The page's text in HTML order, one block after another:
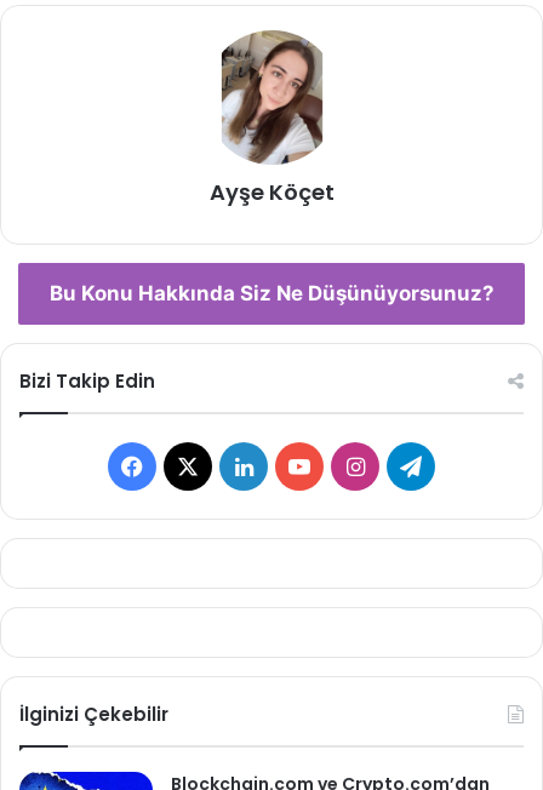
Ayşe Köçet
Bu Konu Hakkında Siz Ne Düşünüyorsunuz?
Bizi Takip Edin
Facebook
X LinkedInYouTubeInstagramTelegram
İlginizi Çekebilir
Blockchain.com ve Crypto.com’dan